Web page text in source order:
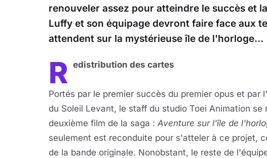
renouveler assez pour atteindre le succès et
Luffy et son équipage devront faire face aux
attendent sur la mystérieuse île de l'horloge…
R edistribution des cartes
Portés par le premier succès du premier opus et par
du Soleil Levant, le staff du studio Toei Animation
deuxième film de la saga : Aventure sur l'île de
seulement est reconduite pour s'atteler à ce projet,
de la bande originale. Nonobstant, le reste de